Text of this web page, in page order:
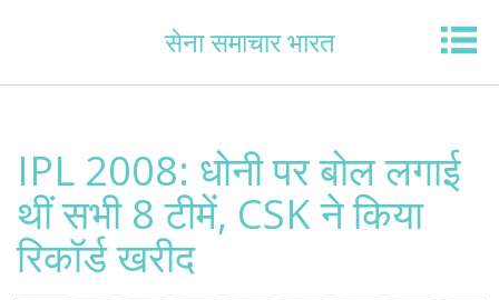
सेना समाचार भारत
IPL 2008: धोनी पर बोल लगाई
थीं सभी 8 टीमें, CSK ने किया
रिकॉर्ड खरीद